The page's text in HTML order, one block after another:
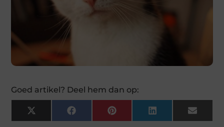
Goed artikel? Deel hem dan op:
X
(Twitter)
FacebookPinterest LinkedIn Email